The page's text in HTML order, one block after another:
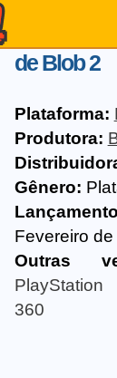
de Blob 2
Plataforma:
Produtora:
Gênero:
Fevereiro de
Outras
PlayStation
360